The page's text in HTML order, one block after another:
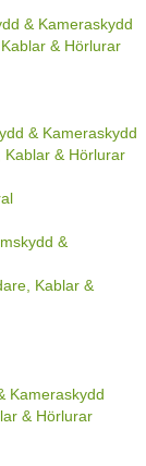
& Kameraskydd
& Hörlurar
& Kameraskydd
Kablar & Hörlurar
&
Kablar &
Kameraskydd
& Hörlurar